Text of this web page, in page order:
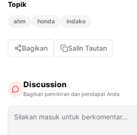
Topik
ahm honda indako
Bagikan Salin Tautan
Discussion
Bagikan pemikiran dan pendapat Anda